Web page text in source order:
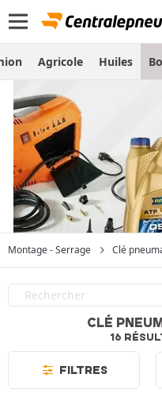
Agricole Huiles
Montage - Serrage Clé
CLÉ
16
FILTRES